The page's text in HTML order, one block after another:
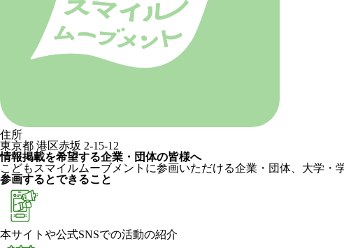
住所
東京都 港区赤坂 2-15-12
情報掲載を希望する企業・団体の皆様へ
こどもスマイルムーブメントに参画いただける企業・団体、大学・
参画するとできること
本サイトや公式SNSでの活動の紹介